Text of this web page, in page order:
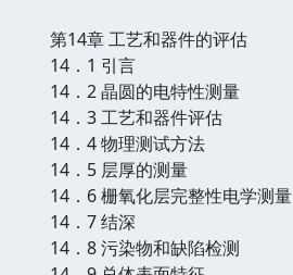
第14章 工艺和器件的评估
14．1 引言
14．2 晶圆的电特性测量
14．3 工艺和器件评估
14．4 物理测试方法
14．5 层厚的测量
14．6 栅氧化层完整性电学测量
14．7 结深
14．8 污染物和缺陷检测